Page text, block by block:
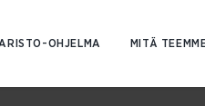
OHJELMA MITÄ